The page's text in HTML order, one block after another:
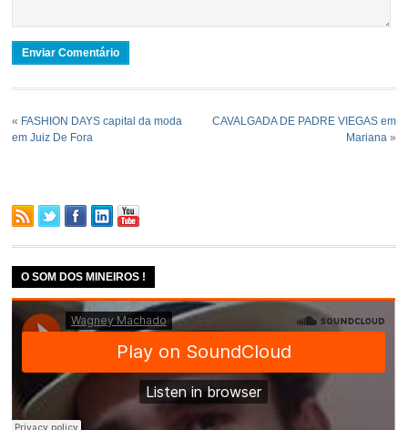
« FASHION DAYS capital da moda
em Juiz De Fora
CAVALGADA DE PADRE VIEGAS em
Mariana»
O SOM DOS MINEIROS !